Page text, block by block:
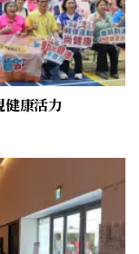
健康活力